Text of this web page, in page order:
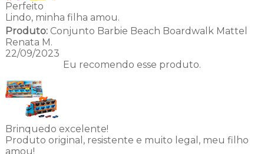
Perfeito
Lindo, minha filha amou.
Produto:Conjunto Barbie Beach Boardwalk Mattel
Renata M.
22/09/2023
Eu recomendo esse produto.
Brinquedo excelente!
Produto original, resistente e muito legal, meu filho
amou!